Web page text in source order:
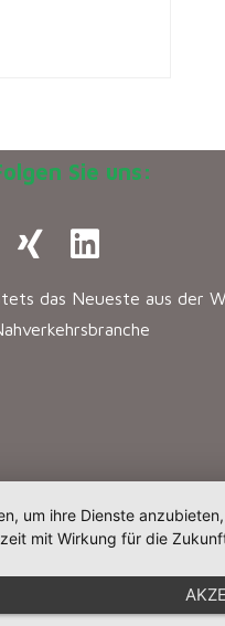
Sie uns:
das Neueste aus der
um ihre Dienste
mit Wirkung für die